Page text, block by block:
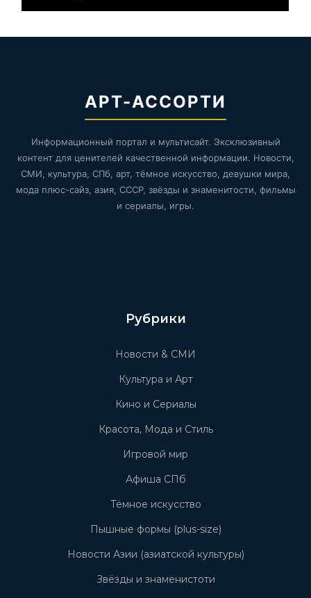
АРТ-АССОРТИ
Информационный портал и мультисайт. Эксклюзивный
контент для ценителей качественной информации. Новости,
СМИ, культура, СПб, арт, тёмное искусство, девушки мира,
мода плюс-сайз, азия, СССР, звёзды и знаменитости, фильмы
и сериалы, игры.
Рубрики
Новости & СМИ
Культура и Арт
Кино и Сериалы
Красота, Мода и Стиль
Игровой мир
Афиша СПб
Тёмное искусство
Пышные формы (plus-size)
Новости Азии (азиатской культуры)
Звёзды и знаменистоти